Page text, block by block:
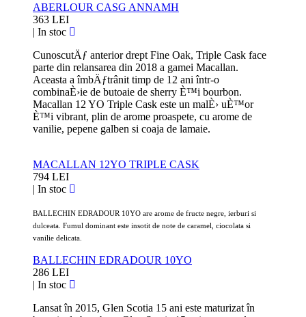
ABERLOUR CASG ANNAMH
363 LEI
| In stoc
CunoscutÄƒ anterior drept Fine Oak, Triple Cask face
parte din relansarea din 2018 a gamei Macallan.
Aceasta a îmbÄƒtrânit timp de 12 ani într-o
combinaÈ›ie de butoaie de sherry È™i bourbon.
Macallan 12 YO Triple Cask este un malÈ› uÈ™or
È™i vibrant, plin de arome proaspete, cu arome de
vanilie, pepene galben si coaja de lamaie.
MACALLAN 12YO TRIPLE CASK
794 LEI
| In stoc
BALLECHIN EDRADOUR 10YO are arome de fructe negre, ierburi si
dulceata. Fumul dominant este insotit de note de caramel, ciocolata si
vanilie delicata.
BALLECHIN EDRADOUR 10YO
286 LEI
| In stoc
Lansat în 2015, Glen Scotia 15 ani este maturizat în